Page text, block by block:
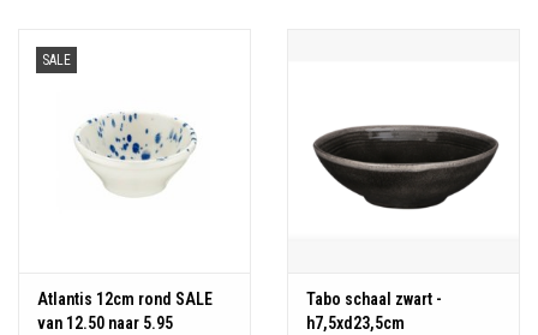
Cadeaubonnen
SALE
Atlantis 12cm rond SALE
van 12.50 naar 5.95
Tabo schaal zwart -
h7,5xd23,5cm